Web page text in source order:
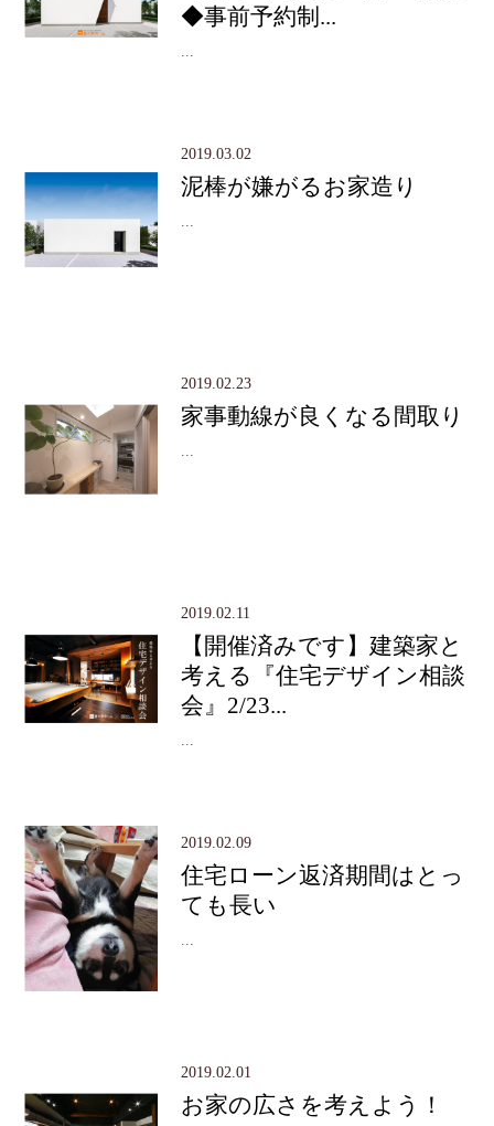
◆事前予約制...
2019.03.02
泥棒が嫌がるお家造り
2019.02.23
家事動線が良くなる間取り
2019.02.11
【開催済みです】建築家と
考える『住宅デザイン相談
会』2/23...
2019.02.09
住宅ローン返済期間はとっ
ても長い
2019.02.01
お家の広さを考えよう！